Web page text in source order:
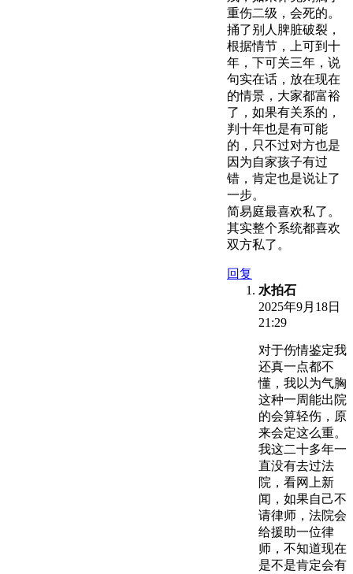
重伤二级，会死的。
捅了别人脾脏破裂，
根据情节，上可到十
年，下可关三年，说
句实在话，放在现在
的情景，大家都富裕
了，如果有关系的，
判十年也是有可能
的，只不过对方也是
因为自家孩子有过
错，肯定也是说让了
一步。
简易庭最喜欢私了。
其实整个系统都喜欢
双方私了。
回复
水拍石
2025年9月18日
21:29
对于伤情鉴定我
还真一点都不
懂，我以为气胸
这种一周能出院
的会算轻伤，原
来会定这么重。
我这二十多年一
直没有去过法
院，看网上新
闻，如果自己不
请律师，法院会
给援助一位律
师，不知道现在
是不是肯定会有